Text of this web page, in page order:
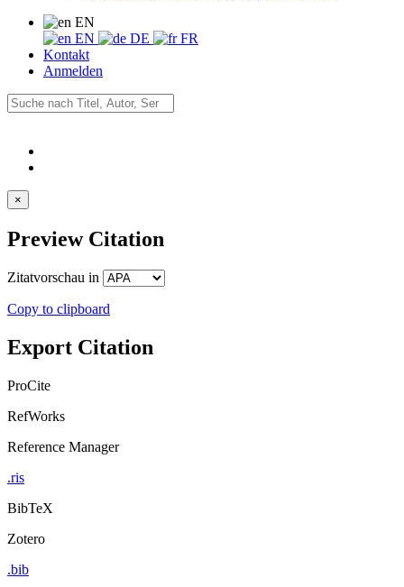
EN
EN
DE
FR
Kontakt
Anmelden
×
Preview Citation
Zitatvorschau in
Copy to clipboard
Export Citation
ProCite
RefWorks
Reference Manager
.ris
BibTeX
Zotero
.bib